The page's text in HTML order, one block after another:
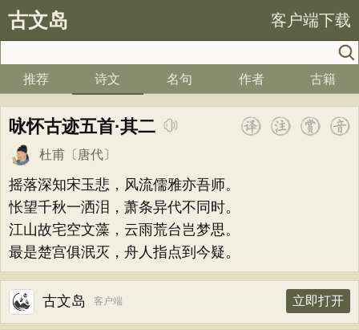
古文岛 客户端下载
推荐 诗文 名句 作者 古籍
咏怀古迹五首·其二
杜甫 〔唐代〕
摇落深知宋玉悲，风流儒雅亦吾师。
怅望千秋一洒泪，萧条异代不同时。
江山故宅空文藻，云雨荒台岂梦思。
最是楚宫俱泯灭，舟人指点到今疑。
古文岛 客户端 立即打开